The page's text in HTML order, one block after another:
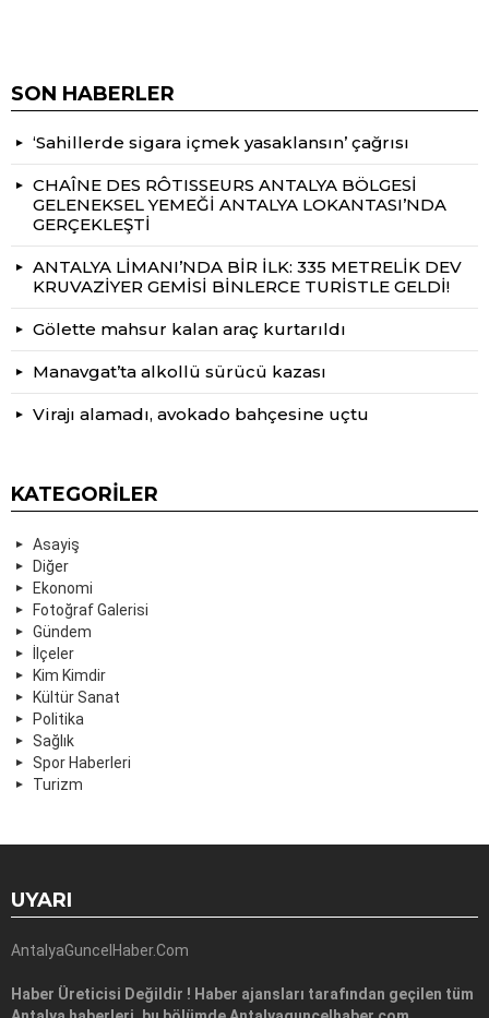
SON HABERLER
‘Sahillerde sigara içmek yasaklansın’ çağrısı
CHAÎNE DES RÔTISSEURS ANTALYA BÖLGESİ
GELENEKSEL YEMEĞİ ANTALYA LOKANTASI’NDA
GERÇEKLEŞTİ
ANTALYA LİMANI’NDA BİR İLK: 335 METRELİK DEV
KRUVAZİYER GEMİSİ BİNLERCE TURİSTLE GELDİ!
Gölette mahsur kalan araç kurtarıldı
Manavgat’ta alkollü sürücü kazası
Virajı alamadı, avokado bahçesine uçtu
KATEGORILER
Asayiş
Diğer
Ekonomi
Fotoğraf Galerisi
Gündem
İlçeler
Kim Kimdir
Kültür Sanat
Politika
Sağlık
Spor Haberleri
Turizm
UYARI
AntalyaGuncelHaber.Com
Haber Üreticisi Değildir ! Haber ajansları tarafından geçilen tüm